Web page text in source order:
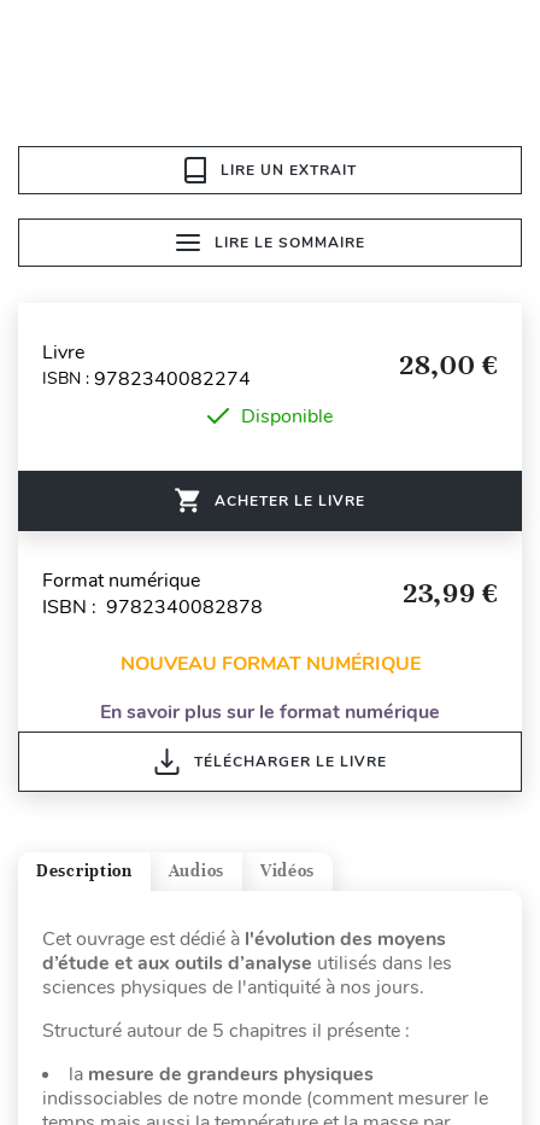
LIRE UN EXTRAIT
LIRE LE SOMMAIRE
Livre
ISBN : 9782340082274 28,00 €
Disponible
ACHETER LE LIVRE
Format numérique
ISBN : 9782340082878
23,99 €
NOUVEAU FORMAT NUMÉRIQUE
En savoir plus sur le format numérique
TÉLÉCHARGER LE LIVRE
Vidéos
Audios
Description
Cet ouvrage est dédié à l'évolution des moyens
d’étude et aux outils d’analyse utilisés dans les
sciences physiques de l'antiquité à nos jours.
Structuré autour de 5 chapitres il présente :
la mesure de grandeurs physiques
indissociables de notre monde (comment mesurer le